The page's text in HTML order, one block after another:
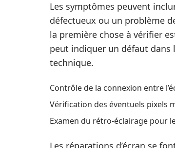
Les symptômes peuvent
défectueux ou un problème
la première chose à vérifier
peut indiquer un défaut dans
technique.
Contrôle de la connexion entre
Vérification des éventuels pixels
Examen du rétro-éclairage pour
Les réparations d’écran se